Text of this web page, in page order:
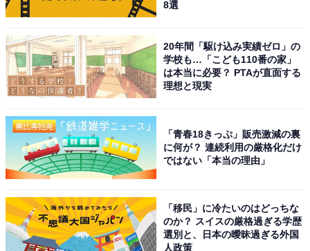
8選
20年間「駆け込み実績ゼロ」の
学校も…「こども110番の家」
は本当に必要？ PTAが直面する
理想と現実
「青春18きっぷ」販売激減の裏
に何が？ 連続利用の厳格化だけ
ではない「本当の理由」
「移民」に冷たいのはどっちな
のか？ スイスの厳格過ぎる学歴
選別と、日本の曖昧過ぎる外国
人政策